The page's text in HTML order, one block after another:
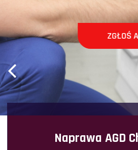
ZGŁOŚ AWARIĘ ✉️
Naprawa AGD